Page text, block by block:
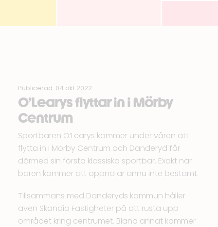
Publicerad: 04 okt 2022
O’Learys flyttar in i Mörby
Centrum
Sportbaren O’Learys kommer under våren att
flytta in i Mörby Centrum och Danderyd får
därmed sin första klassiska sportbar. Exakt när
baren kommer att öppna är ännu inte bestämt.
Tillsammans med Danderyds kommun håller
även Skandia Fastigheter på att rusta upp
området kring centrumet. Bland annat kommer